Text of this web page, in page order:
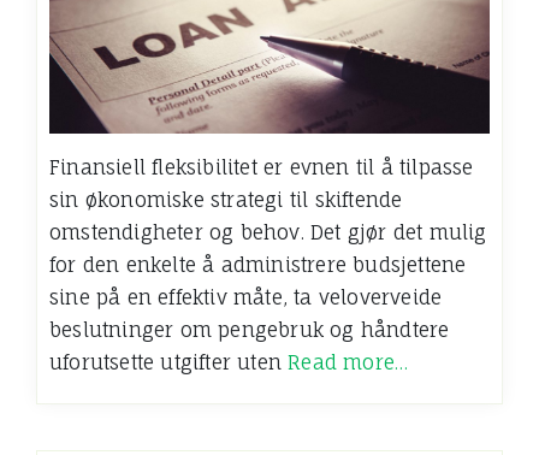
Finansiell fleksibilitet er evnen til å tilpasse
sin økonomiske strategi til skiftende
omstendigheter og behov. Det gjør det mulig
for den enkelte å administrere budsjettene
sine på en effektiv måte, ta veloverveide
beslutninger om pengebruk og håndtere
uforutsette utgifter utenRead more…